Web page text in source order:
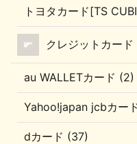
トヨタカード[TS
クレジットカー
au WALLETカード (2)
Yahoo!japan jcbカー
dカード (37)